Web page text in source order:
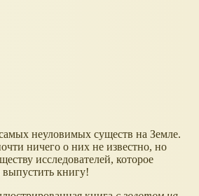
неуловимых существ на Земле.
ничего о них не известно, но
исследователей, которое
книгу!